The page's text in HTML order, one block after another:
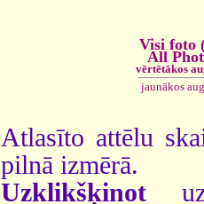
Visi foto
All
vērtētākos
jaunākos
Atlasīto attēlu
pilnā izmērā.
Uzklikšķinot